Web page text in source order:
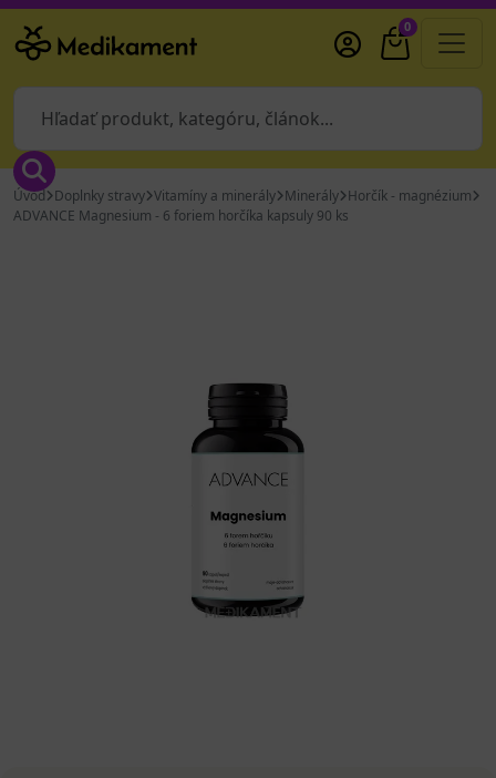
0
Úvod Doplnky stravy Vitamíny a minerály Minerály Horčík - magnézium
ADVANCE Magnesium - 6 foriem horčíka kapsuly 90 ks